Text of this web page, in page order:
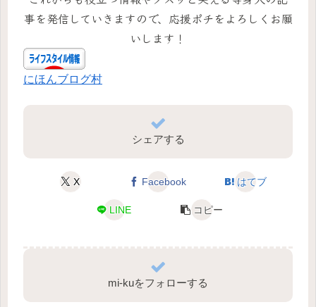
事を発信していきますので、応援ポチをよろしくお願
いします！
にほんブログ村
シェアする
X Facebook はてブ
LINE コピー
mi-kuをフォローする